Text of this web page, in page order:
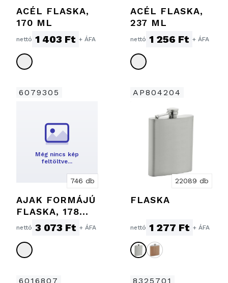
ACÉL FLASKA,
170 ML
nettó 1 403 Ft + ÁFA
ACÉL FLASKA,
237 ML
nettó 1 256 Ft + ÁFA
6079305
Még nincs kép
feltöltve…
746 db
AJAK FORMÁJÚ
FLASKA, 178
ML
nettó 3 073 Ft + ÁFA
AP804204
22089 db
FLASKA
nettó 1 277 Ft + ÁFA
6016807 8325701